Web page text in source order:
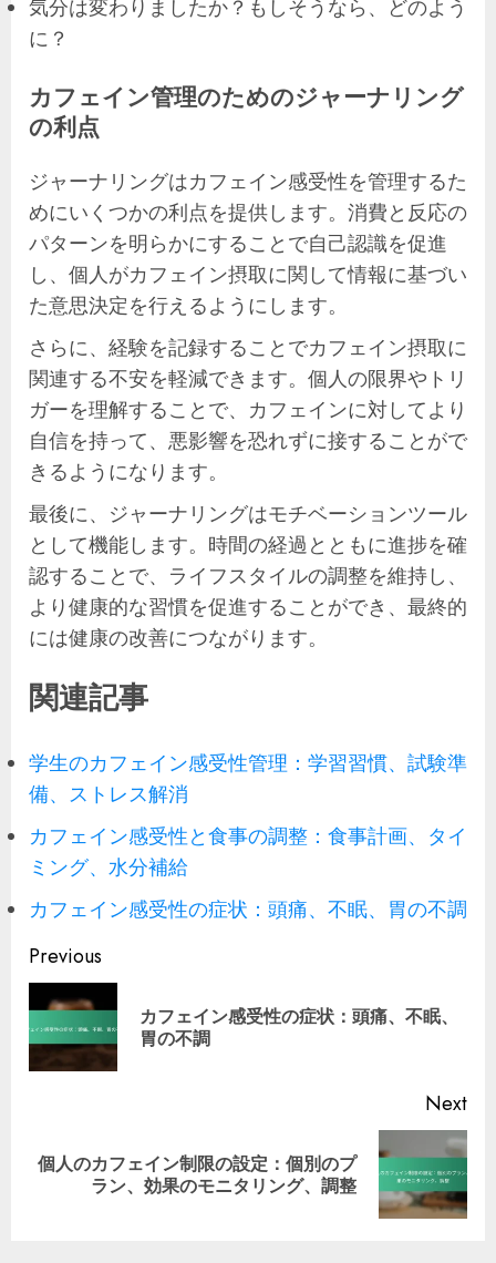
気分は変わりましたか？もしそうなら、どのよう
に？
カフェイン管理のためのジャーナリング
の利点
ジャーナリングはカフェイン感受性を管理するた
めにいくつかの利点を提供します。消費と反応の
パターンを明らかにすることで自己認識を促進
し、個人がカフェイン摂取に関して情報に基づい
た意思決定を行えるようにします。
さらに、経験を記録することでカフェイン摂取に
関連する不安を軽減できます。個人の限界やトリ
ガーを理解することで、カフェインに対してより
自信を持って、悪影響を恐れずに接することがで
きるようになります。
最後に、ジャーナリングはモチベーションツール
として機能します。時間の経過とともに進捗を確
認することで、ライフスタイルの調整を維持し、
より健康的な習慣を促進することができ、最終的
には健康の改善につながります。
関連記事
学生のカフェイン感受性管理：学習習慣、試験準
備、ストレス解消
カフェイン感受性と食事の調整：食事計画、タイ
ミング、水分補給
カフェイン感受性の症状：頭痛、不眠、胃の不調
Post
navigation
Previous
カフェイン感受性の症状：頭痛、不眠、
胃の不調
Next
Next
個人のカフェイン制限の設定：個別のプ
ラン、効果のモニタリング、調整